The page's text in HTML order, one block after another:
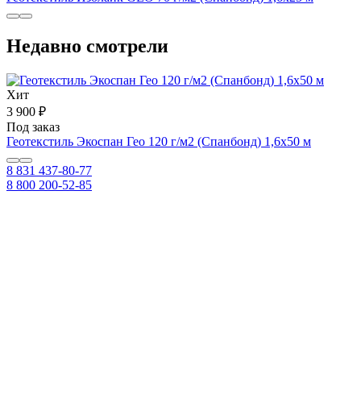
Недавно смотрели
Хит
3 900 ₽
Под заказ
Геотекстиль Экоспан Гео 120 г/м2 (Спанбонд) 1,6х50 м
8 831 437-80-77
8 800 200-52-85